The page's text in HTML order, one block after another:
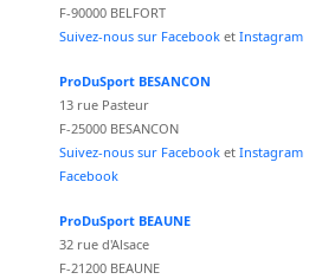
F-90000 BELFORT
Suivez-nous sur Facebook et Instagram
ProDuSport BESANCON
13 rue Pasteur
F-25000 BESANCON
Suivez-nous sur Facebook et Instagram
Facebook
ProDuSport BEAUNE
32 rue d'Alsace
F-21200 BEAUNE